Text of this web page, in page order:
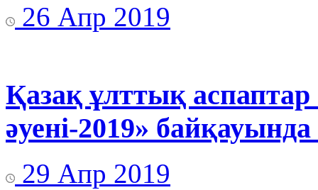
26 Апр 2019
Қазақ ұлттық
әуені-2019»
29 Апр 2019